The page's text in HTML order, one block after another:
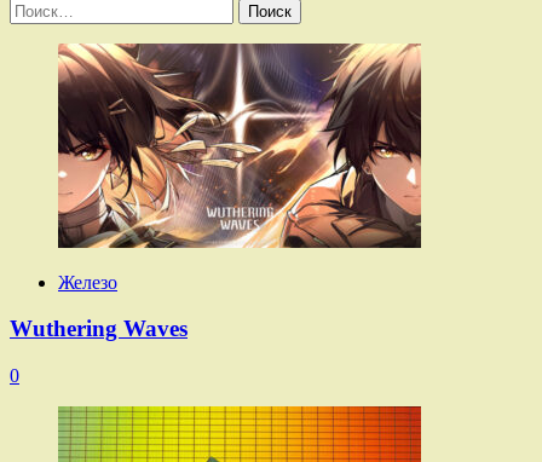
Найти:
Железо
Wuthering Waves
0